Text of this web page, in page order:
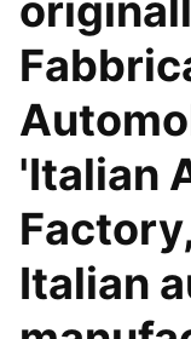
'Italian
Italian